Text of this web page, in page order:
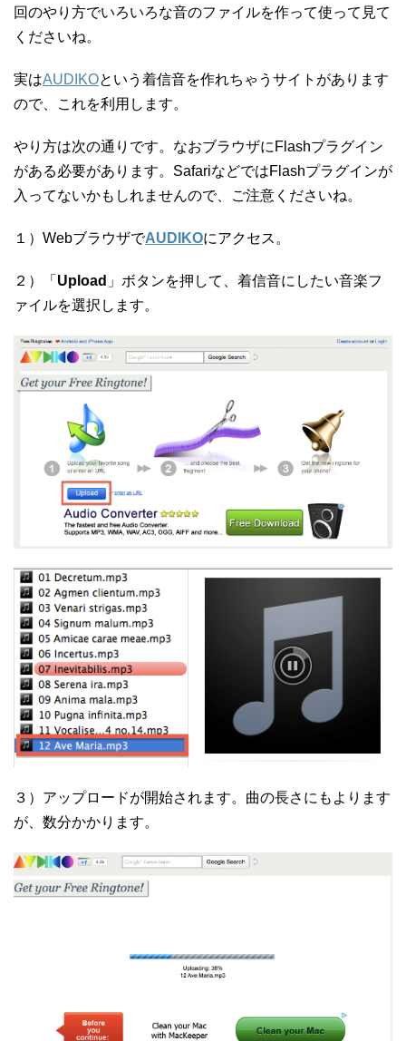
回のやり方でいろいろな音のファイルを作って使って見て
くださいね。
実はAUDIKOという着信音を作れちゃうサイトがあります
ので、これを利用します。
やり方は次の通りです。なおブラウザにFlashプラグイン
がある必要があります。SafariなどではFlashプラグインが
入ってないかもしれませんので、ご注意くださいね。
１）WebブラウザでAUDIKOにアクセス。
２）「 Upload 」ボタンを押して、着信音にしたい音楽フ
ァイルを選択します。
３）アップロードが開始されます。曲の長さにもよります
が、数分かかります。